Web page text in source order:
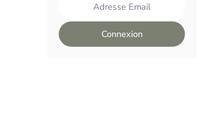
Adresse Email
Connexion